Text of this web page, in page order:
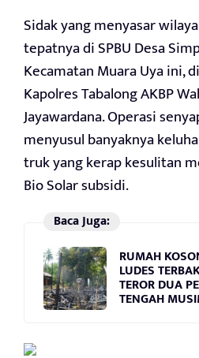
Sidak yang menyasar
tepatnya di SPBU Desa
Kecamatan Muara Uya ini,
Kapolres Tabalong AKBP
Jayawardana. Operasi
menyusul banyaknya
truk yang kerap kesulitan
Bio Solar subsidi.
Baca Juga:
RUMAH
LUDES
TEROR DUA
TENGAH